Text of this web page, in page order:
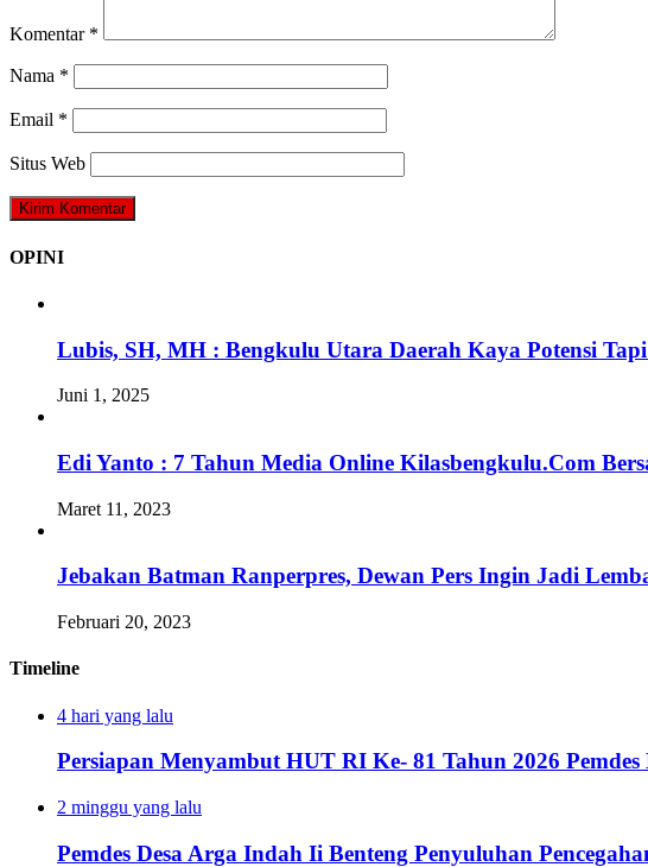
Komentar *
Nama *
Email *
Situs Web
OPINI
Lubis, SH, MH : Bengkulu Utara Daerah Kaya Potensi
Juni 1, 2025
Edi Yanto : 7 Tahun Media Online Kilasbengkulu.Com
Maret 11, 2023
Jebakan Batman Ranperpres, Dewan Pers Ingin Jadi
Februari 20, 2023
Timeline
4 hari yang lalu
Persiapan Menyambut HUT RI Ke- 81 Tahun 2026
2 minggu yang lalu
Pemdes Desa Arga Indah Ii Benteng Penyuluhan